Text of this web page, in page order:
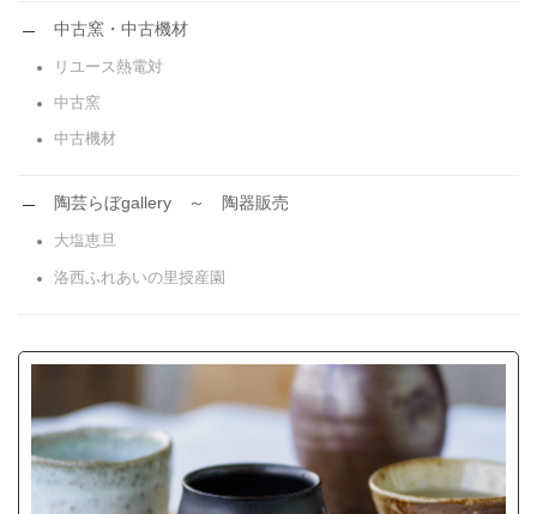
中古窯・中古機材
リユース熱電対
中古窯
中古機材
陶芸らぼgallery ～ 陶器販売
大塩恵旦
洛西ふれあいの里授産園